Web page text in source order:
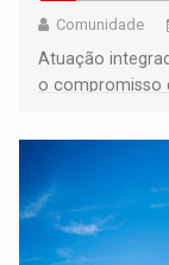
Comunidade
Atuação
o compromisso